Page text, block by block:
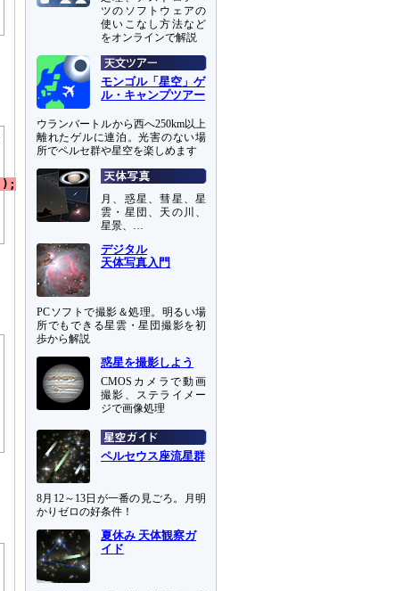
ツのソフトウェアの
使いこなし方法など
をオンラインで解説
モンゴル「星空」ゲ
ル・キャンプツアー
ウランバートルから西へ250km以上
離れたゲルに連泊。光害のない場
所でペルセ群や星空を楽しめます
月、惑星、彗星、星
雲・星団、天の川、
星景、…
デジタル
天体写真入門
PCソフトで撮影＆処理。明るい場
所でもできる星雲・星団撮影を初
歩から解説
惑星を撮影しよう
CMOSカメラで動画
撮影、ステライメー
ジで画像処理
ペルセウス座流星群
8月12～13日が一番の見ごろ。月明
かりゼロの好条件！
夏休み 天体観察ガ
イド